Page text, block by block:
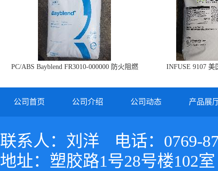
PC/ABS Bayblend FR3010-000000 防火阻燃
INFUSE 9107 美
公司首页 公司介绍 公司动态 产品展
联系人：刘洋
电话：0769-
地址：塑胶路1号28号楼102室